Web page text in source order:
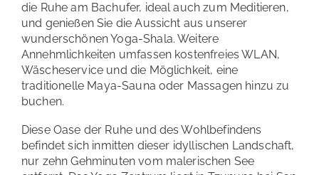
die Ruhe am Bachufer, ideal auch zum Meditieren,
und genießen Sie die Aussicht aus unserer
wunderschönen Yoga-Shala. Weitere
Annehmlichkeiten umfassen kostenfreies WLAN,
Wäscheservice und die Möglichkeit, eine
traditionelle Maya-Sauna oder Massagen hinzu zu
buchen.
Diese Oase der Ruhe und des Wohlbefindens
befindet sich inmitten dieser idyllischen Landschaft,
nur zehn Gehminuten vom malerischen See